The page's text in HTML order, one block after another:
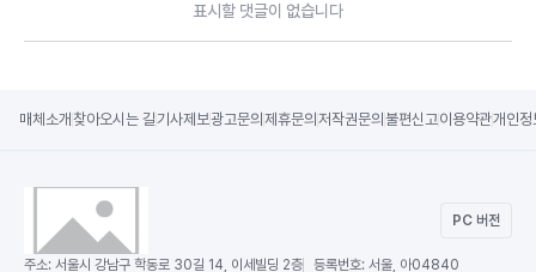
표시할 댓글이 없습니다
매체소개 찾아오시는 길기사제보광고문의 제휴문의 저작권문의 불편신고이용약관개인정
PC 버전
주소: 서울시 강남구 학동로 30길 14, 이세빌딩 2층 등록번호: 서울, 아04840